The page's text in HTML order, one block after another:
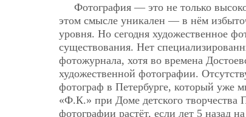
Фотография — это не только
этом смысле уникален — в нём
уровня. Но сегодня художественное
существования. Нет
фотожурнала, хотя во времена
художественной фотографии.
фотограф в Петербурге, который уже
«Ф.К.» при Доме детского творчества
фотографии растёт, если лет 5 назад